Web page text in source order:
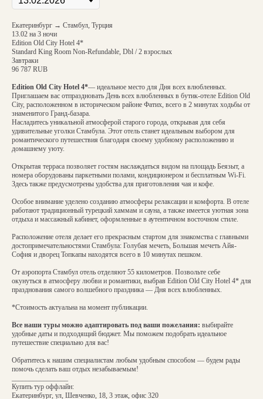
Екатеринбург → Стамбул, Турция
13.02 на 3 ночи
Edition Old City Hotel 4*
Standard King Room Non-Refundable, Dbl / 2 взрослых
Завтраки
96 787 RUB
Edition Old City Hotel 4*— идеальное место для Дня всех влюбленных.
Приглашаем вас отпраздновать День всех влюбленных в бутик-отеле Edition Old
City, расположенном в историческом районе Фатих, всего в 2 минутах ходьбы от
знаменитого Гранд-базара.
Насладитесь уникальной атмосферой старого города, открывая для себя
удивительные уголки Стамбула. Этот отель станет идеальным выбором для
романтического путешествия благодаря своему удобному расположению и
домашнему уюту.
Открытая терраса позволяет гостям наслаждаться видом на площадь Беязыт, а
номера оборудованы паркетными полами, кондиционером и бесплатным Wi-Fi.
Здесь также предусмотрены удобства для приготовления чая и кофе.
Особое внимание уделено созданию атмосферы релаксации и комфорта. В отеле
работают традиционный турецкий хаммам и сауна, а также имеется уютная зона
отдыха и массажный кабинет, оформленные в аутентичном восточном стиле.
Расположение отеля делает его прекрасным стартом для знакомства с главными
достопримечательностями Стамбула: Голубая мечеть, Большая мечеть Айя-
София и дворец Топкапы находятся всего в 10 минутах пешком.
От аэропорта Стамбул отель отделяют 55 километров. Позвольте себе
окунуться в атмосферу любви и романтики, выбрав Edition Old City Hotel 4* для
празднования самого волшебного праздника — Дня всех влюбленных.
*Стоимость актуальна на момент публикации.
Все наши туры можно адаптировать под ваши пожелания: выбирайте
удобные даты и подходящий бюджет. Мы поможем подобрать идеальное
путешествие специально для вас!
Обратитесь к нашим специалистам любым удобным способом — будем рады
помочь сделать ваш отдых незабываемым!
Купить тур оффлайн:
Екатеринбург, ул, Шевченко, 18, 3 этаж, офис 320